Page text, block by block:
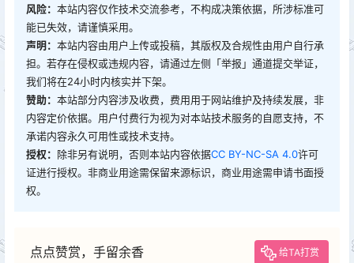
风险： 本站内容仅作技术交流参考，不构成决策依据，所涉标准可
能已失效，请谨慎采用。
声明： 本站内容由用户上传或投稿，其版权及合规性由用户自行承
担。若存在侵权或违规内容，请通过左侧「举报」通道提交举证，
我们将在24小时内核实并下架。
赞助： 本站部分内容涉及收费，费用用于网站维护及持续发展，非
内容定价依据。用户付费行为视为对本站技术服务的自愿支持，不
承诺内容永久可用性或技术支持。
授权： 除非另有说明，否则本站内容依据CC BY-NC-SA 4.0许可
证进行授权。非商业用途需保留来源标识，商业用途需申请书面授
权。
点点赞赏，手留余香 给TA打赏